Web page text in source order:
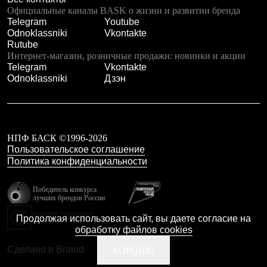
Брюки
Софтшелл одежда
Куртки
Флисовая одежда
Куртки
Брюки
Жилеты
Комбинезоны
Комплект термобелья
Палатки
Тенты
Аксессуары для палаток
Экспедиционные
Легкоходные
Альпинистские
Городские
Аксессуары для рюкзаков
Пуховые
Официальные каналы BASK о жизни и развитии бренда
Telegram
Youtube
Odnoklassniki
Vkontakte
Rutube
Интернет-магазин, розничные продажи: новинки и акции
Telegram
Vkontakte
Odnoklassniki
Дзэн
НПФ БАСК ©1996-2026
Пользовательское соглашение
Политика конфиденциальности
Победитель конкурса
лучших брендов России
Калибр
Сделано в Braind
Продолжая использовать сайт, вы даете согласие на
обработку файлов cookies